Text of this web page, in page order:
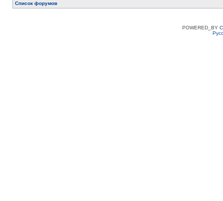
Список форумов
POWERED_BY